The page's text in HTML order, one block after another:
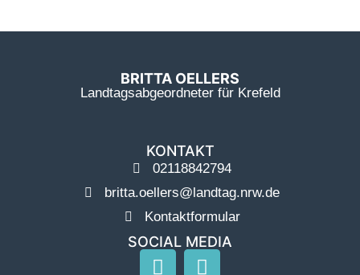
BRITTA OELLERS
Landtagsabgeordneter für Krefeld
KONTAKT
02118842794
britta.oellers@landtag.nrw.de
Kontaktformular
SOCIAL MEDIA